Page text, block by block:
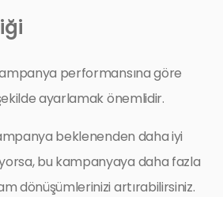
performansına göre
ayarlamak önemlidir.
beklenenden daha iyi
bu kampanyaya daha fazla
dönüşümlerinizi artırabilirsiniz.